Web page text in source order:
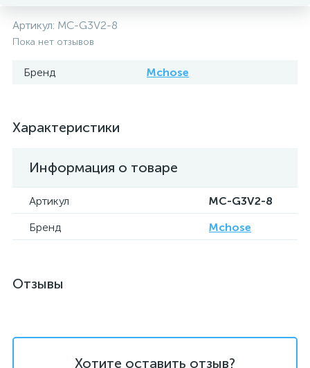
Артикул: MC-G3V2-8
Пока нет отзывов
Бренд Mchose
Характеристики
Информация о товаре
Артикул
MC-G3V2-8
Бренд
Mchose
Отзывы
Хотите оставить отзыв?